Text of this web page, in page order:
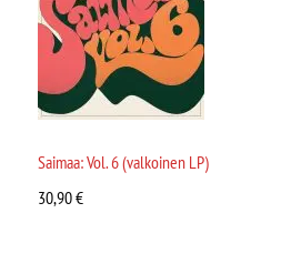
Saimaa: Vol. 6 (valkoinen LP)
30,90€